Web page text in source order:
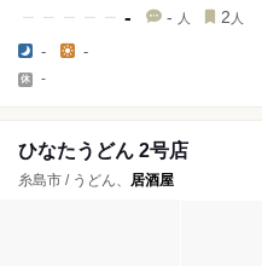
- - 人 2 人
- -
-
ひなたうどん 2号店
糸島市 / うどん、 居酒屋